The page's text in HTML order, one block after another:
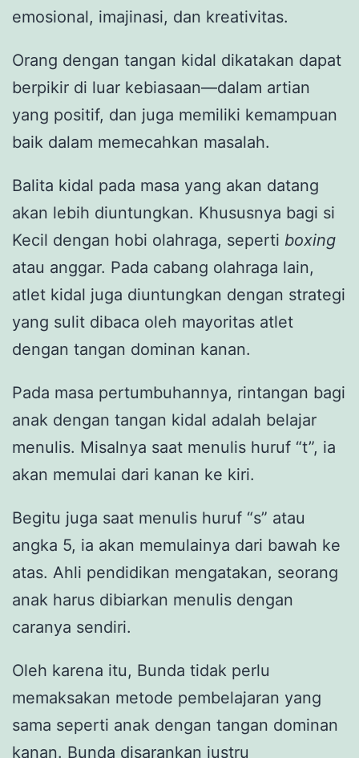
emosional, imajinasi, dan kreativitas.
Orang dengan tangan kidal dikatakan dapat
berpikir di luar kebiasaan—dalam artian
yang positif, dan juga memiliki kemampuan
baik dalam memecahkan masalah.
Balita kidal pada masa yang akan datang
akan lebih diuntungkan. Khususnya bagi si
Kecil dengan hobi olahraga, seperti boxing
atau anggar. Pada cabang olahraga lain,
atlet kidal juga diuntungkan dengan strategi
yang sulit dibaca oleh mayoritas atlet
dengan tangan dominan kanan.
Pada masa pertumbuhannya, rintangan bagi
anak dengan tangan kidal adalah belajar
menulis. Misalnya saat menulis huruf “t”, ia
akan memulai dari kanan ke kiri.
Begitu juga saat menulis huruf “s” atau
angka 5, ia akan memulainya dari bawah ke
atas. Ahli pendidikan mengatakan, seorang
anak harus dibiarkan menulis dengan
caranya sendiri.
Oleh karena itu, Bunda tidak perlu
memaksakan metode pembelajaran yang
sama seperti anak dengan tangan dominan
kanan. Bunda disarankan justru